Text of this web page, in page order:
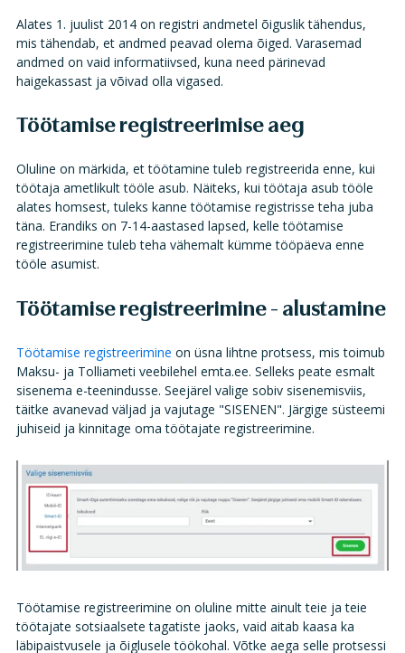
Alates 1. juulist 2014 on registri andmetel õiguslik tähendus,
mis tähendab, et andmed peavad olema õiged. Varasemad
andmed on vaid informatiivsed, kuna need pärinevad
haigekassast ja võivad olla vigased.
Töötamise registreerimise aeg
Oluline on märkida, et töötamine tuleb registreerida enne, kui
töötaja ametlikult tööle asub. Näiteks, kui töötaja asub tööle
alates homsest, tuleks kanne töötamise registrisse teha juba
täna. Erandiks on 7-14-aastased lapsed, kelle töötamise
registreerimine tuleb teha vähemalt kümme tööpäeva enne
tööle asumist.
Töötamise registreerimine - alustamine
Töötamise registreerimine on üsna lihtne protsess, mis toimub
Maksu- ja Tolliameti veebilehel emta.ee. Selleks peate esmalt
sisenema e-teenindusse. Seejärel valige sobiv sisenemisviis,
täitke avanevad väljad ja vajutage "SISENEN". Järgige süsteemi
juhiseid ja kinnitage oma töötajate registreerimine.
Töötamise registreerimine on oluline mitte ainult teie ja teie
töötajate sotsiaalsete tagatiste jaoks, vaid aitab kaasa ka
läbipaistvusele ja õiglusele töökohal. Võtke aega selle protsessi